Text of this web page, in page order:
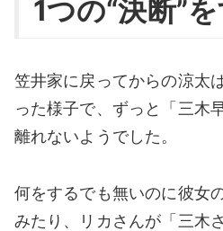
1つの“決断”
笠井家に戻ってからの涼太
った様子で、ずっと「三木
離れないようでした。
何をするでも無いのに彼女
みたり、リカさんが「三木